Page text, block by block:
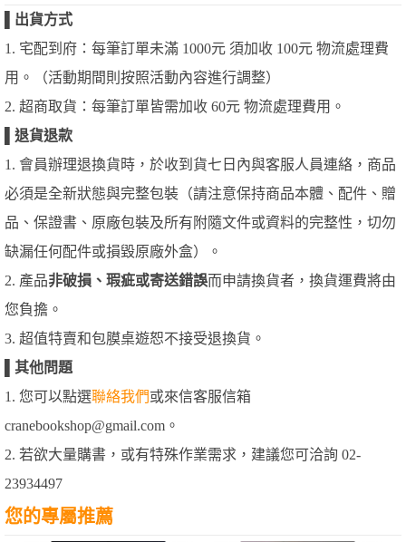
出貨方式
1. 宅配到府：每筆訂單未滿 1000元 須加收 100元 物流處理費
用。（活動期間則按照活動內容進行調整）
2. 超商取貨：每筆訂單皆需加收 60元 物流處理費用。
退貨退款
1. 會員辦理退換貨時，於收到貨七日內與客服人員連絡，商品
必須是全新狀態與完整包裝（請注意保持商品本體、配件、贈
品、保證書、原廠包裝及所有附隨文件或資料的完整性，切勿
缺漏任何配件或損毀原廠外盒）。
2. 產品非破損、瑕疵或寄送錯誤而申請換貨者，換貨運費將由
您負擔。
3. 超值特賣和包膜桌遊恕不接受退換貨。
其他問題
1. 您可以點選聯絡我們或來信客服信箱
cranebookshop@gmail.com。
2. 若欲大量購書，或有特殊作業需求，建議您可洽詢 02-
23934497
您的專屬推薦